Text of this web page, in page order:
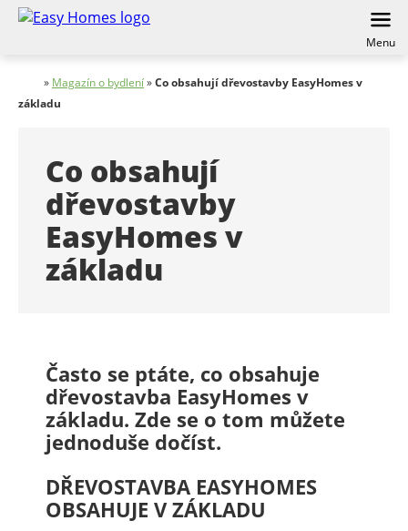
Menu
» Magazín o bydlení»Co obsahují dřevostavby EasyHomes v
základu
Co obsahují
dřevostavby
EasyHomes v
základu
Často se ptáte, co obsahuje
dřevostavba EasyHomes v
základu. Zde se o tom můžete
jednoduše dočíst.
DŘEVOSTAVBA EASYHOMES
OBSAHUJE V ZÁKLADU